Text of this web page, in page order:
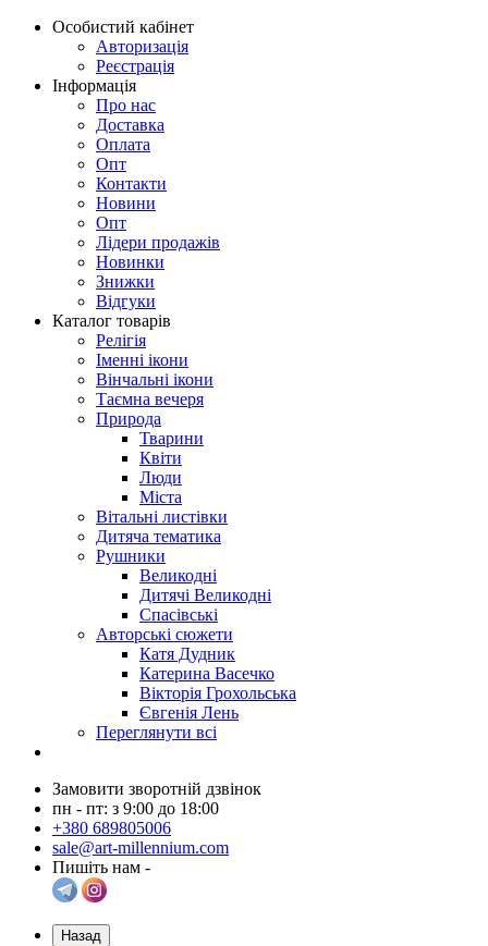
Особистий кабінет
Авторизація
Реєстрація
Інформація
Про нас
Доставка
Оплата
Опт
Контакти
Новини
Опт
Лідери продажів
Новинки
Знижки
Відгуки
Каталог товарів
Релігія
Іменні ікони
Вінчальні ікони
Таємна вечеря
Природа
Тварини
Квіти
Люди
Міста
Вітальні листівки
Дитяча тематика
Рушники
Великодні
Дитячі Великодні
Спасівські
Авторські сюжети
Катя Дудник
Катерина Васечко
Вікторія Грохольська
Євгенія Лень
Переглянути всі
Замовити зворотній дзвінок
пн - пт: з 9:00 до 18:00
+380 689805006
sale@art-millennium.com
Пишіть нам -
Назад